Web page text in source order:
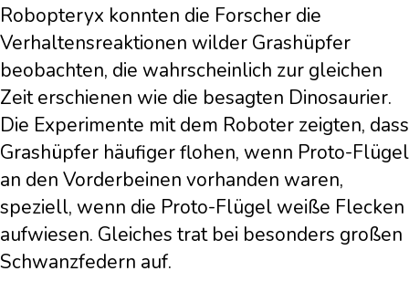
Robopteryx konnten die Forscher die
Verhaltensreaktionen wilder Grashüpfer
beobachten, die wahrscheinlich zur gleichen
Zeit erschienen wie die besagten Dinosaurier.
Die Experimente mit dem Roboter zeigten, dass
Grashüpfer häufiger flohen, wenn Proto-Flügel
an den Vorderbeinen vorhanden waren,
speziell, wenn die Proto-Flügel weiße Flecken
aufwiesen. Gleiches trat bei besonders großen
Schwanzfedern auf.